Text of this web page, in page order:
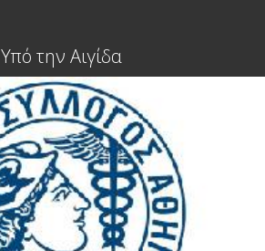
Υπό την Αιγίδα